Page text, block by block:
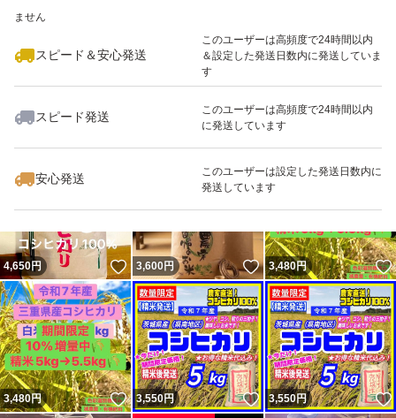
ません
スピード＆安心発送
このユーザーは高頻度で24時間以内
＆設定した発送日数内に発送していま
す
スピード発送
このユーザーは高頻度で24時間以内
に発送しています
安心発送
このユーザーは設定した発送日数内に
発送しています
いいね！
3,480
4,650円 いいね！
3,600円 いいね！
3,480円
3,480円 いいね！
3,550円 いいね！
3,550円